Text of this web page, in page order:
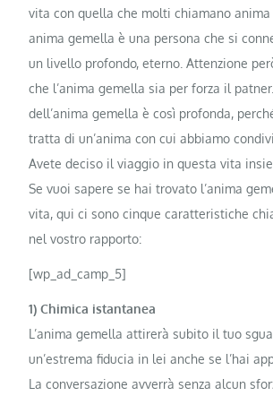
vita con quella che molti chiamano
anima gemella è una persona che si
un livello profondo, eterno. Attenzione
che l’anima gemella sia per forza il
dell’anima gemella è così profonda,
tratta di un’anima con cui abbiamo
Avete deciso il viaggio in questa vita
Se vuoi sapere se hai trovato l’anima
vita, qui ci sono cinque caratteristiche
nel vostro rapporto:
[wp_ad_camp_5]
1) Chimica istantanea
L’anima gemella attirerà subito il tuo
un’estrema fiducia in lei anche se l’hai
La conversazione avverrà senza alcun